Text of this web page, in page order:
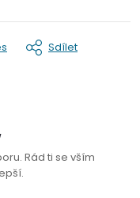
Sdílet
Rád ti se vším